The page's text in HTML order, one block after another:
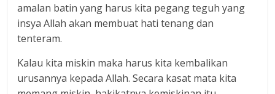
amalan batin yang harus kita pegang teguh yang
insya Allah akan membuat hati tenang dan
tenteram.
Kalau kita miskin maka harus kita kembalikan
urusannya kepada Allah. Secara kasat mata kita